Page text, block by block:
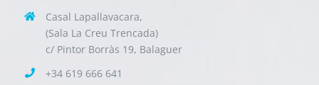
Casal Lapallavacara,
(Sala La Creu Trencada)
c/ Pintor Borràs 19, Balaguer
+34 619 666 641